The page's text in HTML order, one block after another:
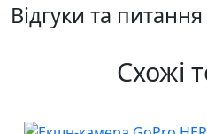
Відгуки та питання
Схожі